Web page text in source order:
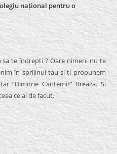
național pentru o
te îndrepti ? Oare nimeni nu te
în sprijinul tau si-ti propunem
“Dimitrie Cantemir” Breaza. Si
ce ai de facut.